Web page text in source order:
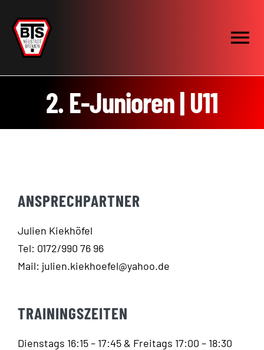
Inhalt
springen
Anfahrt
Kontakt
2. E-Junioren | U11
ANSPRECHPARTNER
Julien Kiekhöfel
Tel: 0172/990 76 96
Mail: julien.kiekhoefel@yahoo.de
TRAININGSZEITEN
Dienstags 16:15 – 17:45 & Freitags 17:00 – 18:30